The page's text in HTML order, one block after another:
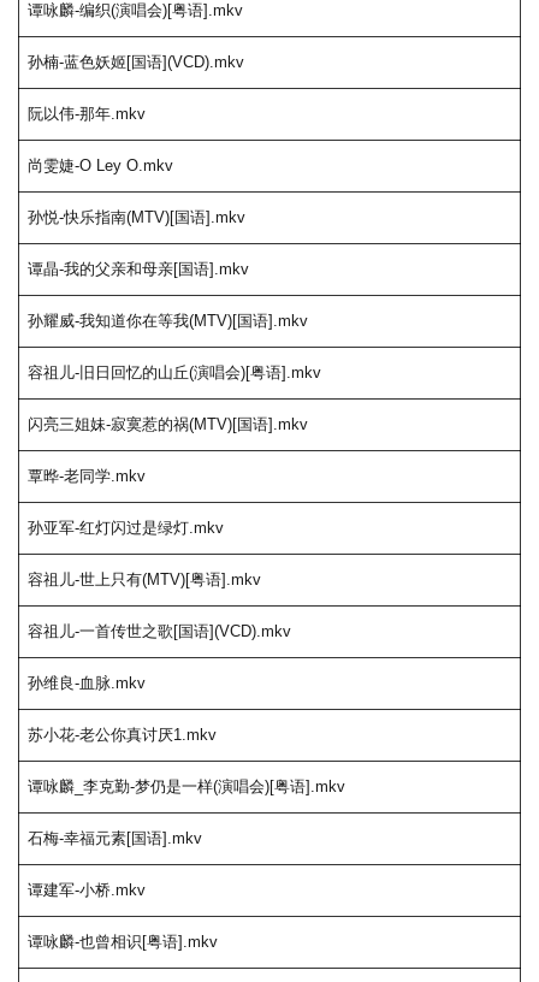
谭咏麟-编织(演唱会)[粤语].mkv
孙楠-蓝色妖姬[国语](VCD).mkv
阮以伟-那年.mkv
尚雯婕-O Ley O.mkv
孙悦-快乐指南(MTV)[国语].mkv
谭晶-我的父亲和母亲[国语].mkv
孙耀威-我知道你在等我(MTV)[国语].mkv
容祖儿-旧日回忆的山丘(演唱会)[粤语].mkv
闪亮三姐妹-寂寞惹的祸(MTV)[国语].mkv
覃晔-老同学.mkv
孙亚军-红灯闪过是绿灯.mkv
容祖儿-世上只有(MTV)[粤语].mkv
容祖儿-一首传世之歌[国语](VCD).mkv
孙维良-血脉.mkv
苏小花-老公你真讨厌1.mkv
谭咏麟_李克勤-梦仍是一样(演唱会)[粤语].mkv
石梅-幸福元素[国语].mkv
谭建军-小桥.mkv
谭咏麟-也曾相识[粤语].mkv